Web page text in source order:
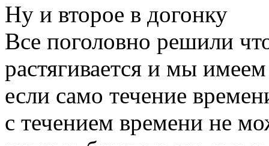
Ну и второе в догонку
Все поголовно решили
растягивается и мы
если само течение
с течением времени не